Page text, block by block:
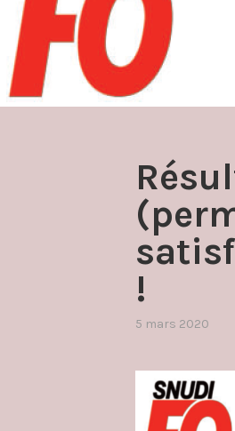
!
5 mars 2020
!,